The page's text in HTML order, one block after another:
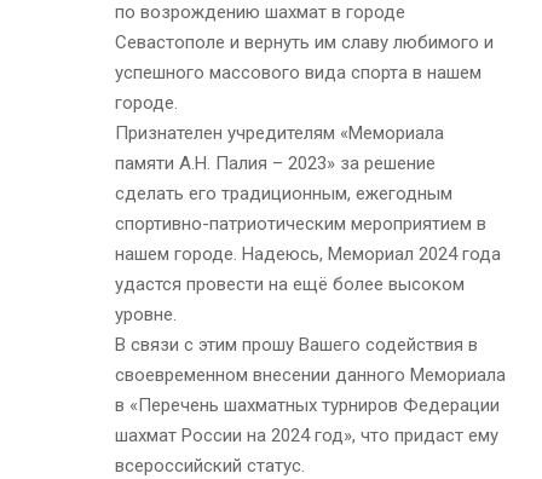
по возрождению шахмат в городе
Севастополе и вернуть им славу любимого и
успешного массового вида спорта в нашем
городе.
Признателен учредителям «Мемориала
памяти А.Н. Палия – 2023» за решение
сделать его традиционным, ежегодным
спортивно-патриотическим мероприятием в
нашем городе. Надеюсь, Мемориал 2024 года
удастся провести на ещё более высоком
уровне.
В связи с этим прошу Вашего содействия в
своевременном внесении данного Мемориала
в «Перечень шахматных турниров Федерации
шахмат России на 2024 год», что придаст ему
всероссийский статус.